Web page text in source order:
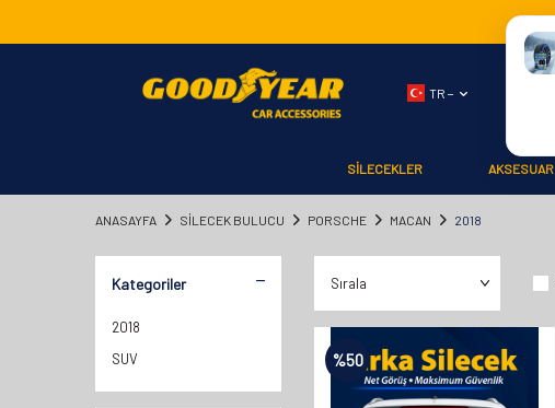
TR −
SİLECEKLER AKSESUAR
ANASAYFA SILECEK BULUCU PORSCHE MACAN 2018
Kategoriler
2018
SUV
%50